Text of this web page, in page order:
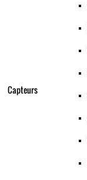
Capteurs